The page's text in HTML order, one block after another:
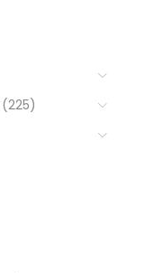
(225)